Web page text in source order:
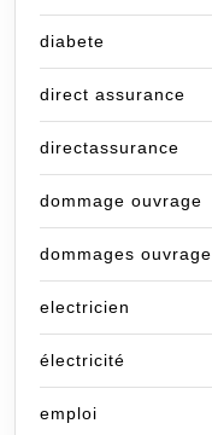
diabete
direct assurance
directassurance
dommage ouvrage
dommages ouvrage
electricien
électricité
emploi